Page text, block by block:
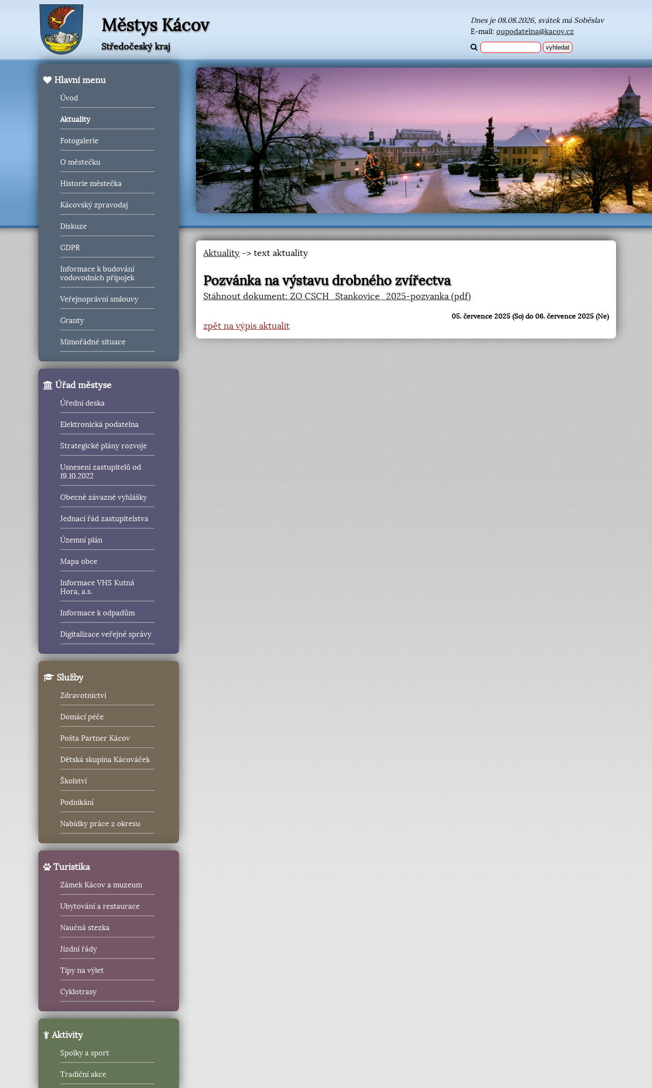
Městys Kácov
Středočeský kraj
Dnes je 08.08.2026, svátek má Soběslav
E-mail: oupodatelna@kacov.cz
Hlavní menu
Úvod
Aktuality
Fotogalerie
O městečku
Historie městečka
Kácovský zpravodaj
Diskuze
GDPR
Informace k budování
vodovodních přípojek
Veřejnoprávní smlouvy
Granty
Mimořádné situace
Úřad městyse
Úřední deska
Elektronická podatelna
Strategické plány rozvoje
Usnesení zastupitelů od
19.10.2022
Obecně závazné vyhlášky
Jednací řád zastupitelstva
Územní plán
Mapa obce
Informace VHS Kutná
Hora, a.s.
Informace k odpadům
Digitalizace veřejné správy
Služby
Zdravotnictví
Domácí péče
Pošta Partner Kácov
Dětská skupina Kácováček
Školství
Podnikání
Nabídky práce z okresu
Turistika
Zámek Kácov a muzeum
Ubytování a restaurace
Naučná stezka
Jízdní řády
Tipy na výlet
Cyklotrasy
Aktivity
Spolky a sport
Tradiční akce
Aktuality -> text aktuality
Pozvánka na výstavu drobného zvířectva
Stáhnout dokument: ZO CSCH_Stankovice_2025-pozvanka (pdf)
05. července 2025 (So) do 06. července 2025 (Ne)
zpět na výpis aktualit